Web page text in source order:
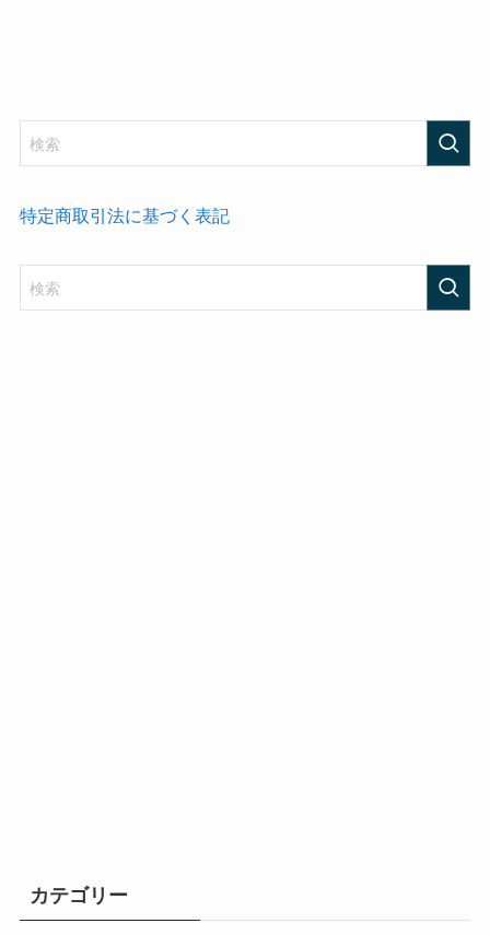
特定商取引法に基づく表記
カテゴリー